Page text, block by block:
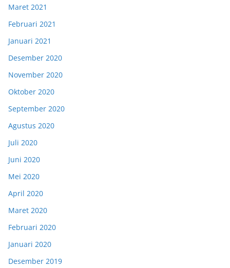
Maret 2021
Februari 2021
Januari 2021
Desember 2020
November 2020
Oktober 2020
September 2020
Agustus 2020
Juli 2020
Juni 2020
Mei 2020
April 2020
Maret 2020
Februari 2020
Januari 2020
Desember 2019